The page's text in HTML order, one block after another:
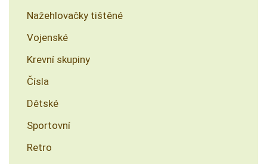
Nažehlovačky tištěné
Vojenské
Krevní skupiny
Čísla
Dětské
Sportovní
Retro